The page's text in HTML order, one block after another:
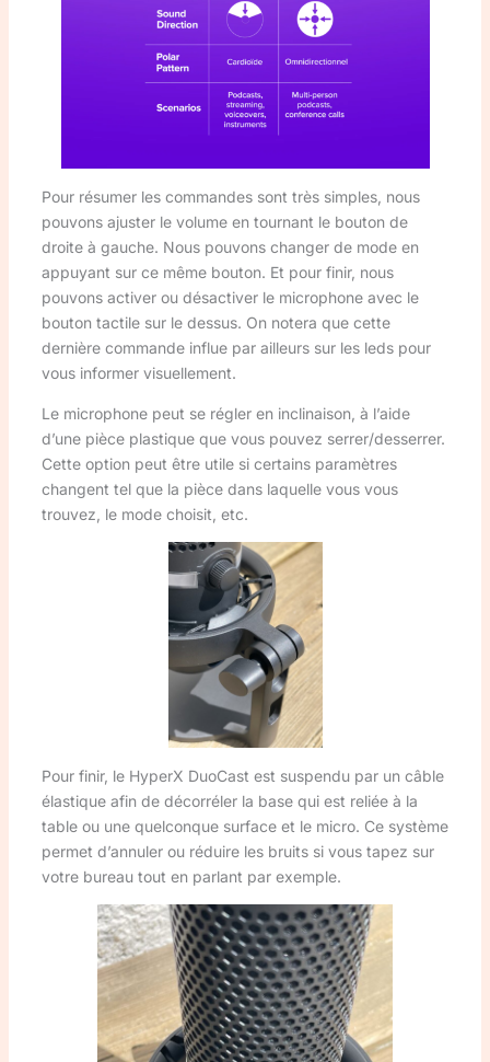
Pour résumer les commandes sont très simples, nous
pouvons ajuster le volume en tournant le bouton de
droite à gauche. Nous pouvons changer de mode en
appuyant sur ce même bouton. Et pour finir, nous
pouvons activer ou désactiver le microphone avec le
bouton tactile sur le dessus. On notera que cette
dernière commande influe par ailleurs sur les leds pour
vous informer visuellement.
Le microphone peut se régler en inclinaison, à l’aide
d’une pièce plastique que vous pouvez serrer/desserrer.
Cette option peut être utile si certains paramètres
changent tel que la pièce dans laquelle vous vous
trouvez, le mode choisit, etc.
Pour finir, le HyperX DuoCast est suspendu par un câble
élastique afin de décorréler la base qui est reliée à la
table ou une quelconque surface et le micro. Ce système
permet d’annuler ou réduire les bruits si vous tapez sur
votre bureau tout en parlant par exemple.